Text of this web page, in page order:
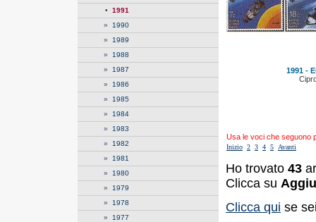
•
1991
» 1990
» 1989
» 1988
» 1987
» 1986
» 1985
» 1984
» 1983
» 1982
» 1981
» 1980
» 1979
» 1978
» 1977
1991 -
Usa le voci che seguono
Inizio 2 3 4 5 Avanti
Ho trovato 43
Clicca su
Clicca qui se